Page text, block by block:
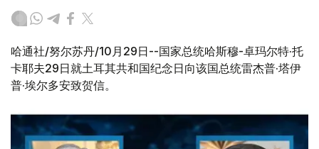
哈通社/努尔苏丹/10月29日--国家总统哈斯穆-卓玛尔特·托
卡耶夫29日就土耳其共和国纪念日向该国总统雷杰普·塔伊
普·埃尔多安致贺信。